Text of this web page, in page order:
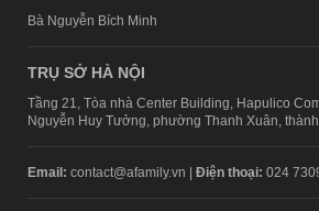
Bà Nguyễn Bích Minh
TRỤ SỞ HÀ NỘI
Tầng 21, Tòa nhà Center Building, Hapulico
Nguyễn Huy Tưởng, phường Thanh Xuân,
Email: contact@afamily.vn | Điện thoại: 024